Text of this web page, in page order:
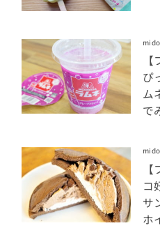
ぴ
ム
で
コ
サ
ホ